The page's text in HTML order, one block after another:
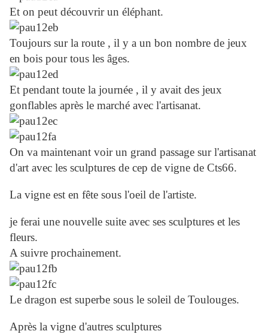
Et on peut découvrir un éléphant.
Toujours sur la route , il y a un bon nombre de jeux
en bois pour tous les âges.
Et pendant toute la journée , il y avait des jeux
gonflables après le marché avec l'artisanat.
On va maintenant voir un grand passage sur l'artisanat
d'art avec les sculptures de cep de vigne de Cts66.
La vigne est en fête sous l'oeil de l'artiste.
je ferai une nouvelle suite avec ses sculptures et les
fleurs.
A suivre prochainement.
Le dragon est superbe sous le soleil de Toulouges.
Après la vigne d'autres sculptures